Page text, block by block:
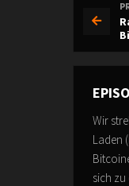
Wir
Laden
sich